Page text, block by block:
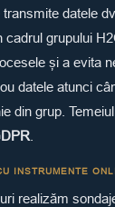
transmite datele
cadrul grupului
și a evita
datele atunci
din grup.
INSTRUMENTE
realizăm